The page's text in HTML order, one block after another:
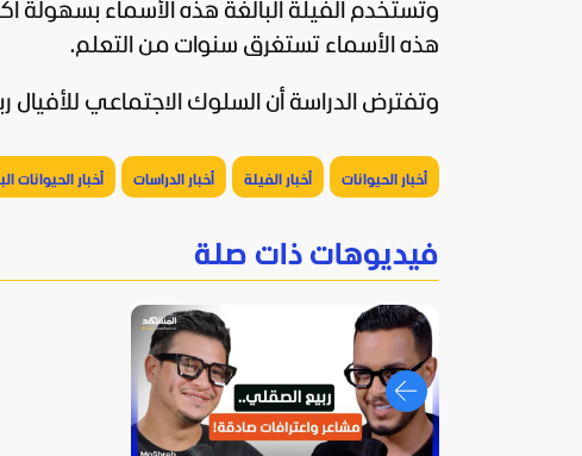
وتستخدم الفيلة البالغة هذه الأسماء بسهولة
هذه الأسماء تستغرق سنوات من التعلم.
وتفترض الدراسة أن السلوك الاجتماعي
أخبار الحيوانات أخبار الفيلة أخبار الدراسات أخبار الحيوانات
فيديوهات ذات صلة